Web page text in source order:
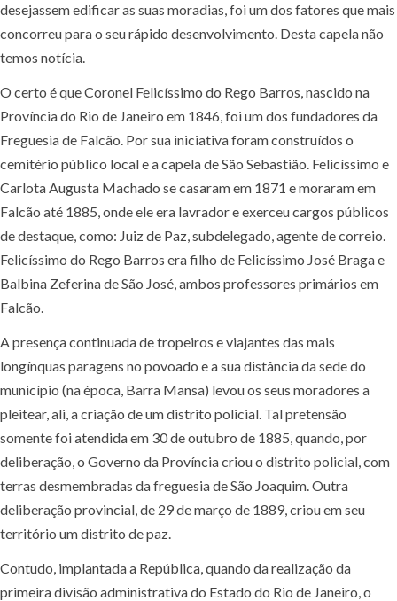
desejassem edificar as suas moradias, foi um dos fatores que mais
concorreu para o seu rápido desenvolvimento. Desta capela não
temos notícia.
O certo é que Coronel Felicíssimo do Rego Barros, nascido na
Província do Rio de Janeiro em 1846, foi um dos fundadores da
Freguesia de Falcão. Por sua iniciativa foram construídos o
cemitério público local e a capela de São Sebastião. Felicíssimo e
Carlota Augusta Machado se casaram em 1871 e moraram em
Falcão até 1885, onde ele era lavrador e exerceu cargos públicos
de destaque, como: Juiz de Paz, subdelegado, agente de correio.
Felicíssimo do Rego Barros era filho de Felicíssimo José Braga e
Balbina Zeferina de São José, ambos professores primários em
Falcão.
A presença continuada de tropeiros e viajantes das mais
longínquas paragens no povoado e a sua distância da sede do
município (na época, Barra Mansa) levou os seus moradores a
pleitear, ali, a criação de um distrito policial. Tal pretensão
somente foi atendida em 30 de outubro de 1885, quando, por
deliberação, o Governo da Província criou o distrito policial, com
terras desmembradas da freguesia de São Joaquim. Outra
deliberação provincial, de 29 de março de 1889, criou em seu
território um distrito de paz.
Contudo, implantada a República, quando da realização da
primeira divisão administrativa do Estado do Rio de Janeiro, o